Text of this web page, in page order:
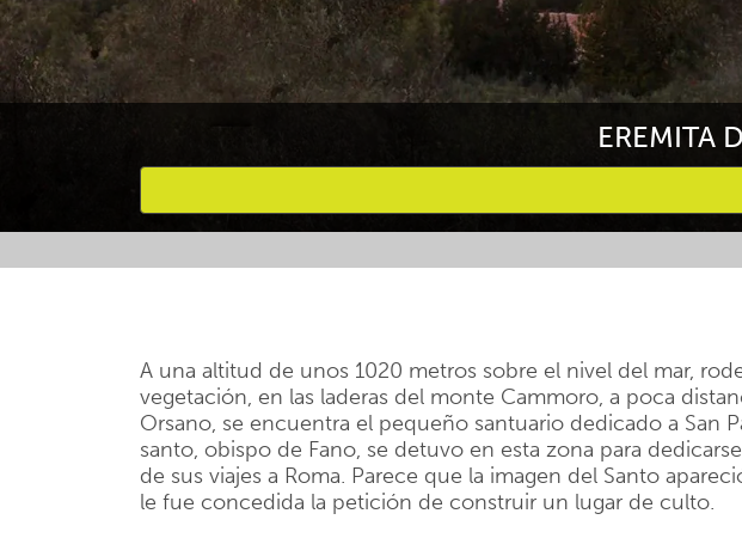
EREMITA
Favourites
A una altitud de unos 1020 metros sobre el nivel del mar,
vegetación, en las laderas del monte Cammoro, a poca
Orsano, se encuentra el pequeño santuario dedicado a San
santo, obispo de Fano, se detuvo en esta zona para
de sus viajes a Roma. Parece que la imagen del Santo
le fue concedida la petición de construir un lugar de culto.